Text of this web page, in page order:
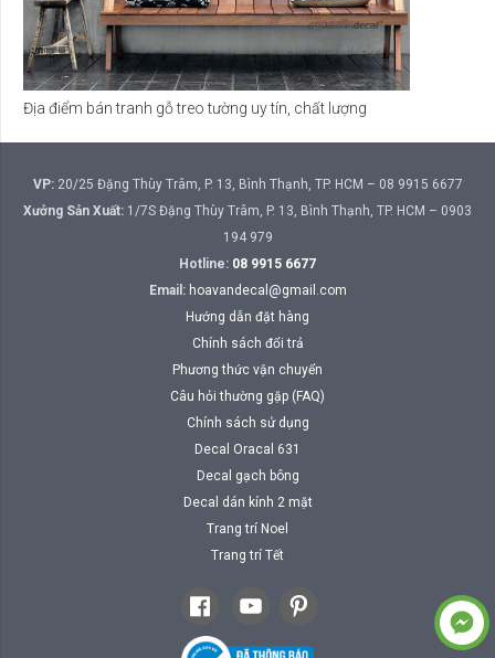
Địa điểm bán tranh gỗ treo tường uy tín, chất lượng
VP:20/25 Đặng Thùy Trâm, P. 13, Bình Thạnh, TP. HCM – 08 9915 6677
Xưởng Sản Xuất: 1/7S Đặng Thùy Trâm, P. 13, Bình Thạnh, TP. HCM – 0903
194 979
Hotline: 08 9915 6677
Email: hoavandecal@gmail.com
Hướng dẫn đặt hàng
Chính sách đổi trả
Phương thức vận chuyển
Câu hỏi thường gặp (FAQ)
Chính sách sử dụng
Decal Oracal 631
Decal gạch bông
Decal dán kính 2 mặt
Trang trí Noel
Trang trí Tết